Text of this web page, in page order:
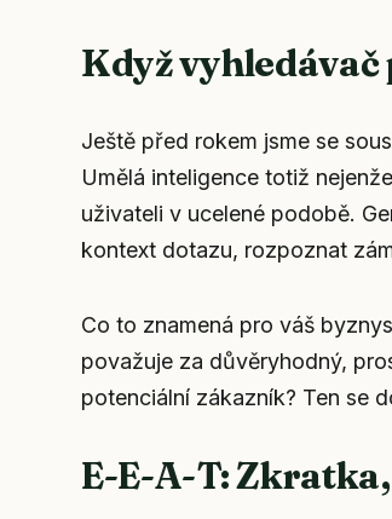
Když
Ještě před rokem jsme se
Umělá inteligence totiž
uživateli v ucelené podobě.
kontext dotazu, rozpoznat
Co to znamená pro váš
považuje za důvěryhodný,
potenciální zákazník? Ten se
E-E-A-T: